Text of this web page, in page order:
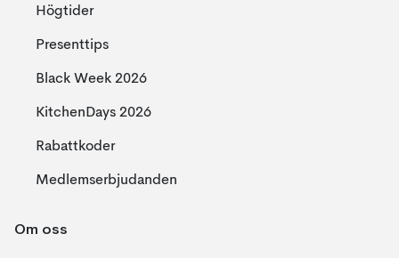
Högtider
Presenttips
Black Week 2026
KitchenDays 2026
Rabattkoder
Medlemserbjudanden
Om oss